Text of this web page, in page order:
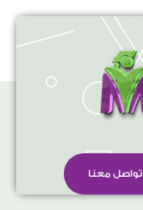
تواصل معنا